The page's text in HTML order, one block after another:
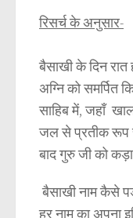
रिसर्च के अनुसार-
बैसाखी के दिन
अग्नि को समर्पित
साहिब में, जहाँ
जल से प्रतीक रूप से
बाद गुरु जी को
हमारे
साझेदारों,
बैसाखी नाम कैसे
हर नाम का अपना